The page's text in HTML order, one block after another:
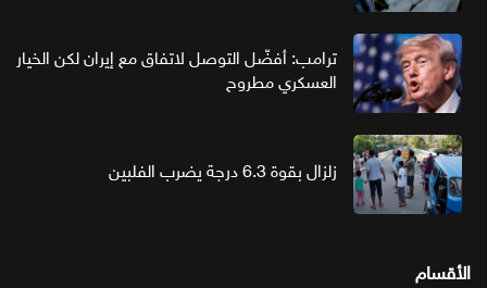
ترامب: أفضّل التوصل لاتفاق مع إيران لكن الخيار
العسكري مطروح
زلزال بقوة 6.3 درجة يضرب الفلبين
الأقسام